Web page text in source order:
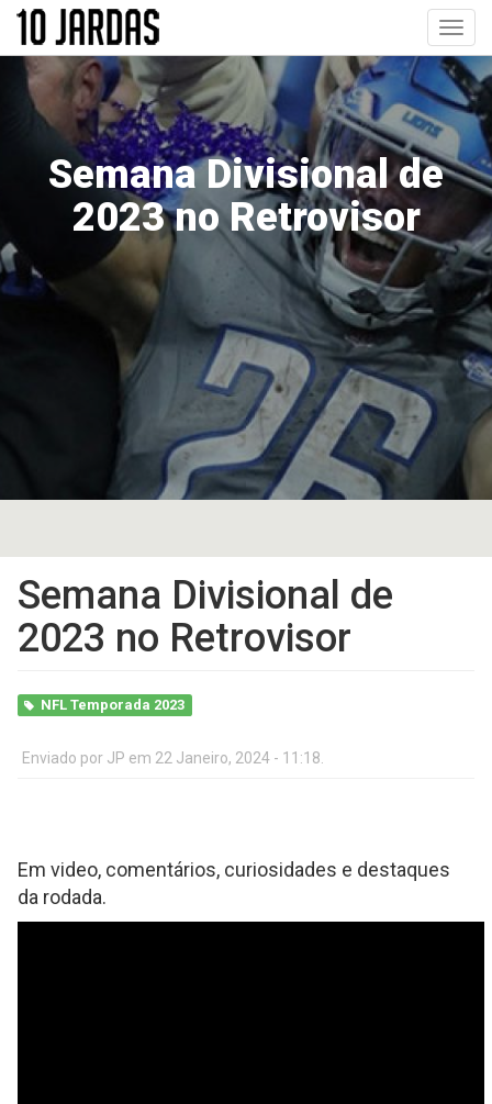
Pular
o
conteúdo
principal
Semana Divisional de
2023 no Retrovisor
Semana Divisional de
2023 no Retrovisor
NFL Temporada 2023
Enviado por JP em 22 Janeiro, 2024 - 11:18.
Em video, comentários, curiosidades e destaques
da rodada.